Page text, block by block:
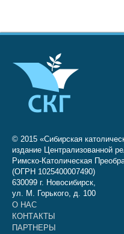
© 2015 «Сибирская
издание Централизованной
Римско-Католическая
(ОГРН 1025400007490)
630099 г. Новосибирск,
ул. М. Горького, д. 100
О НАС
КОНТАКТЫ
ПАРТНЕРЫ